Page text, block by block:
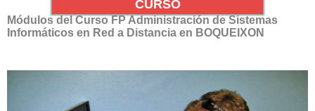
CURSO
Módulos del Curso FP Administración de Sistemas
Informáticos en Red a Distancia en BOQUEIXON